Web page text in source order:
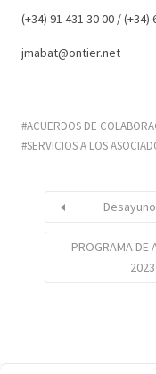
(+34) 91 431 30 00 / (+34)
jmabat@ontier.net
ACUERDOS DE
SERVICIOS A LOS
PROGRAMA DE